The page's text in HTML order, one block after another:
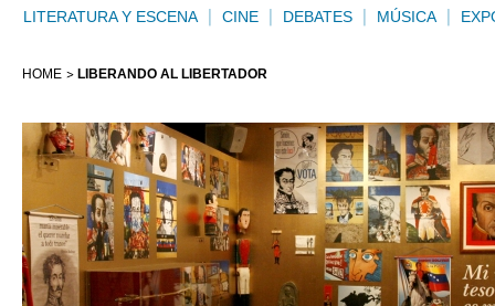
LITERATURA Y ESCENA CINE DEBATES MÚSICA
HOME LIBERANDO AL LIBERTADOR